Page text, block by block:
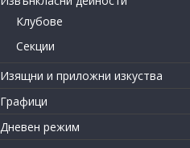
Клубове
Секции
Изящни и приложни изкуства
Графици
Дневен режим